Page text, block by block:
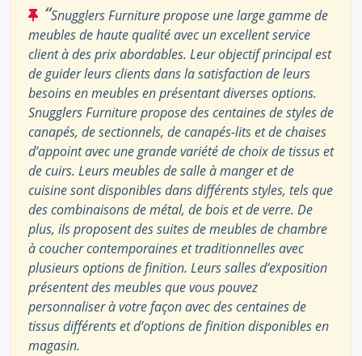
“Snugglers Furniture propose une large gamme de
meubles de haute qualité avec un excellent service
client à des prix abordables. Leur objectif principal est
de guider leurs clients dans la satisfaction de leurs
besoins en meubles en présentant diverses options.
Snugglers Furniture propose des centaines de styles de
canapés, de sectionnels, de canapés-lits et de chaises
d’appoint avec une grande variété de choix de tissus et
de cuirs. Leurs meubles de salle à manger et de
cuisine sont disponibles dans différents styles, tels que
des combinaisons de métal, de bois et de verre. De
plus, ils proposent des suites de meubles de chambre
à coucher contemporaines et traditionnelles avec
plusieurs options de finition. Leurs salles d’exposition
présentent des meubles que vous pouvez
personnaliser à votre façon avec des centaines de
tissus différents et d’options de finition disponibles en
magasin.